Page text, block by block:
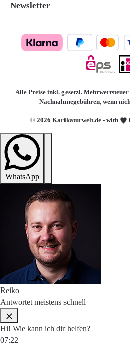
Newsletter
© 2026 Karikaturwelt.de - with
Alle Preise inkl. gesetzl.
Nachnahmegebühren, wenn
WhatsApp
Reiko
Antwortet meistens schnell
Hi! Wie kann ich dir helfen?
07:22